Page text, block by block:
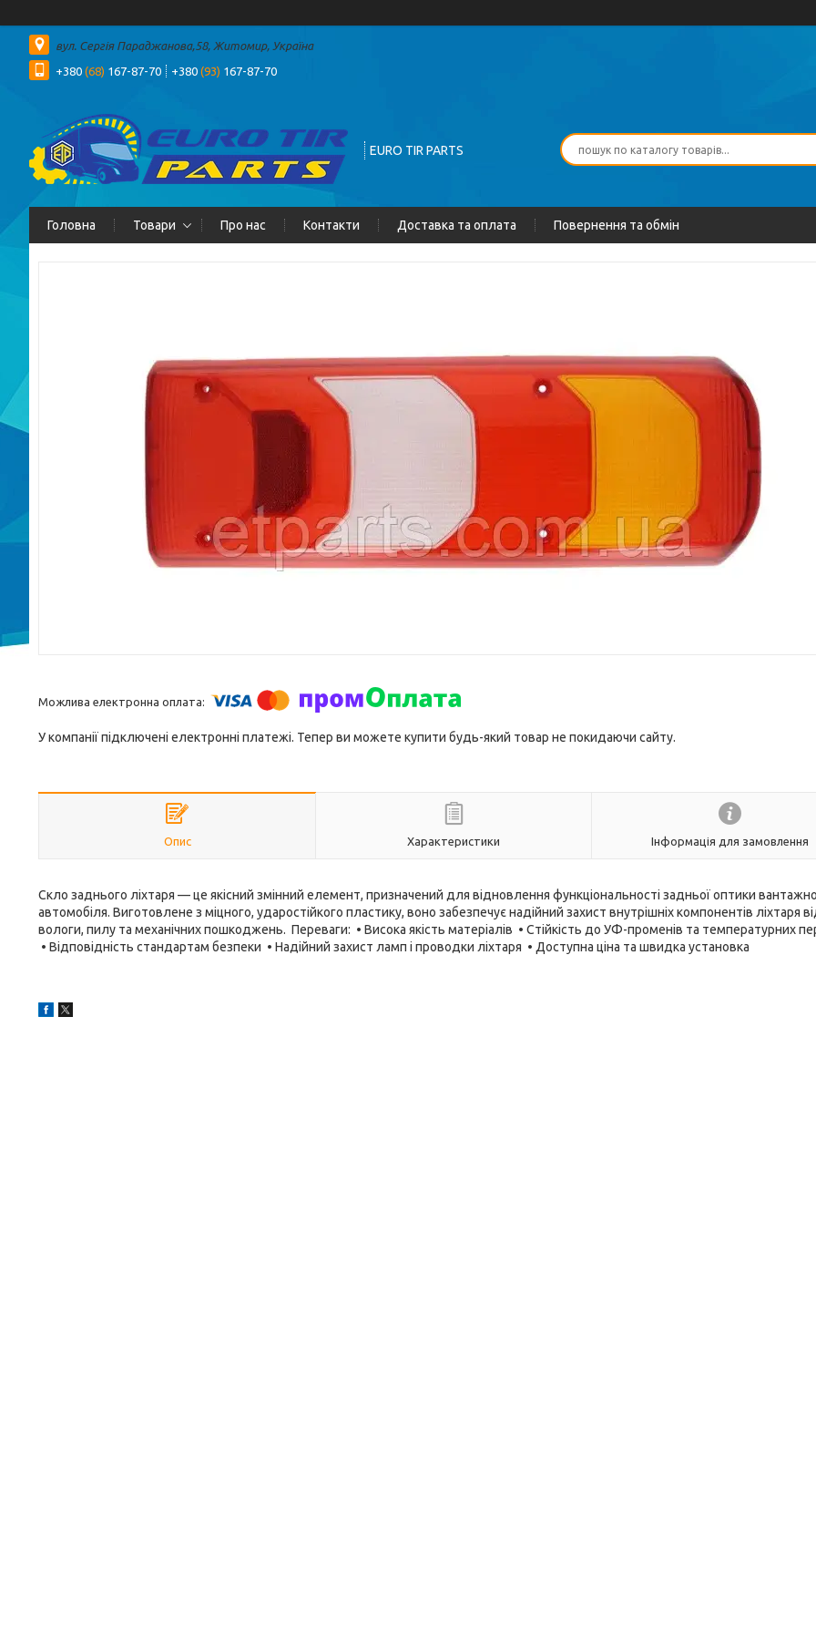
вул. Сергія Параджанова,58, Житомир, Україна
+380 (68) 167-87-70 +380 (93) 167-87-70
EURO TIR PARTS
Головна Товари Про нас Контакти Доставка та оплата Повернення та обмін
У компанії підключені електронні платежі. Тепер ви можете купити будь-який товар не покидаючи сайту.
Опис Характеристики Інформація для замовлення
Скло заднього ліхтаря — це якісний змінний елемент, призначений для відновлення функціональності задньої оптики
автомобіля. Виготовлене з міцного, ударостійкого пластику, воно забезпечує надійний захист внутрішніх компонентів ліхтаря
вологи, пилу та механічних пошкоджень. Переваги: • Висока якість матеріалів • Стійкість до УФ-променів та температурних
• Відповідність стандартам безпеки • Надійний захист ламп і проводки ліхтаря • Доступна ціна та швидка установка